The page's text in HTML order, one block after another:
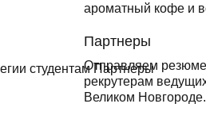
ароматный кофе и
Партнеры
Отправляем
рекрутерам
Великом Новгороде.